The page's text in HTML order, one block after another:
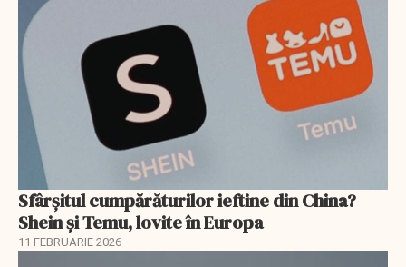
Sfârșitul cumpărăturilor ieftine din China?
Shein și Temu, lovite în Europa
11 FEBRUARIE 2026